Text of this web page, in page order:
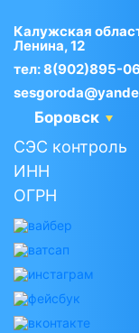
Калужская
Ленина, 12
тел:8(902)895-
Боровск
СЭС контроль
ИНН
ОГРН